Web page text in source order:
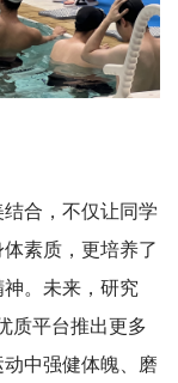
合，不仅让同学
素质，更培养了
。未来，研究
质平台推出更多
中强健体魄、磨